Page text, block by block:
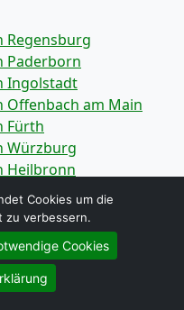
Regensburg
Paderborn
Ingolstadt
Offenbach am Main
Fürth
Würzburg
Heilbronn
Ulm
Pforzheim
Wolfsburg
Bottrop
Göttingen
Cookies um die
zu verbessern.
Cookies